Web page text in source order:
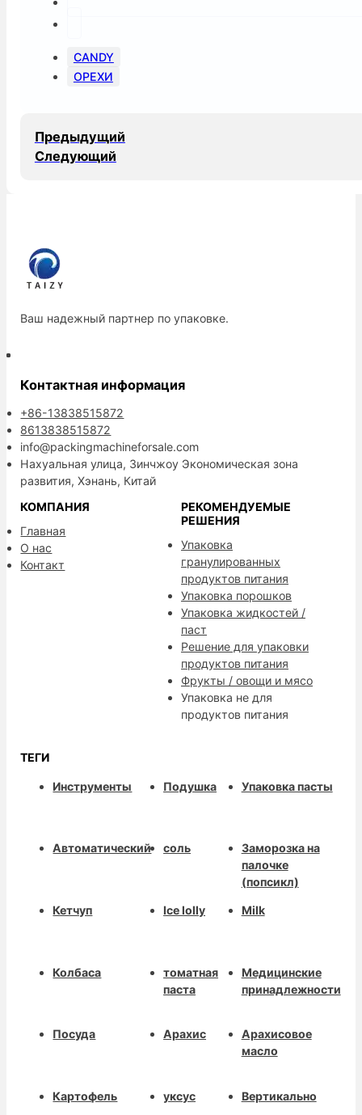
CANDY
ОРЕХИ
Предыдущий
Следующий
Ваш надежный партнер по упаковке.
Контактная информация
+86-13838515872
8613838515872
info@packingmachineforsale.com
Нахуальная улица, Зинчжоу Экономическая зона
развития, Хэнань, Китай
КОМПАНИЯ
Главная
О нас
Контакт
РЕКОМЕНДУЕМЫЕ
РЕШЕНИЯ
Упаковка
гранулированных
продуктов питания
Упаковка порошков
Упаковка жидкостей /
паст
Решение для упаковки
продуктов питания
Фрукты / овощи и мясо
Упаковка не для
продуктов питания
ТЕГИ
Инструменты
Автоматический
Кетчуп
Колбаса
Посуда
Картофель
Подушка
соль
Ice lolly
томатная
паста
Арахис
уксус
Упаковка пасты
Заморозка на
палочке
(попсикл)
Milk
Медицинские
принадлежности
Арахисовое
масло
Вертикально